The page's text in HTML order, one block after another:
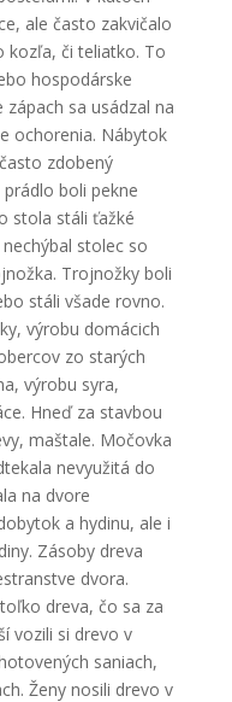
ale často zakvičalo
kozľa, či teliatko. To
hospodárske
sa usádzal na
ochorenia. Nábytok
zdobený
boli pekne
stola stáli ťažké
stolec so
Trojnožky boli
stáli všade rovno.
výrobu domácich
zo starých
výrobu syra,
Hneď za stavbou
maštale. Močovka
nevyužitá do
na dvore
a hydinu, ale i
Zásoby dreva
dvora.
dreva, čo sa za
vozili si drevo v
saniach,
Ženy nosili drevo v